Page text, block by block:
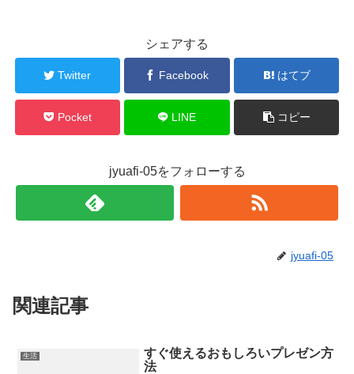
シェアする
Twitter Facebook はてブ
Pocket LINE コピー
jyuafi-05をフォローする
jyuafi-05
関連記事
生活
すぐ使えるおもしろいプレゼン方
法